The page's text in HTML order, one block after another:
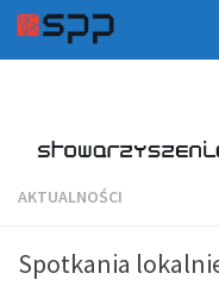
AKTUALNOŚCI
Spotkania